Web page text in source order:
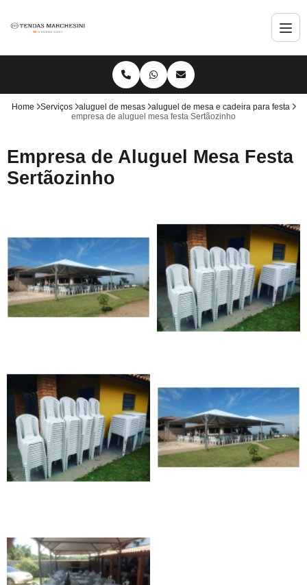
Home Serviços aluguel de mesas
aluguel de mesa e cadeira para festa
empresa de aluguel mesa festa Sertãozinho
Empresa de Aluguel Mesa Festa
Sertãozinho